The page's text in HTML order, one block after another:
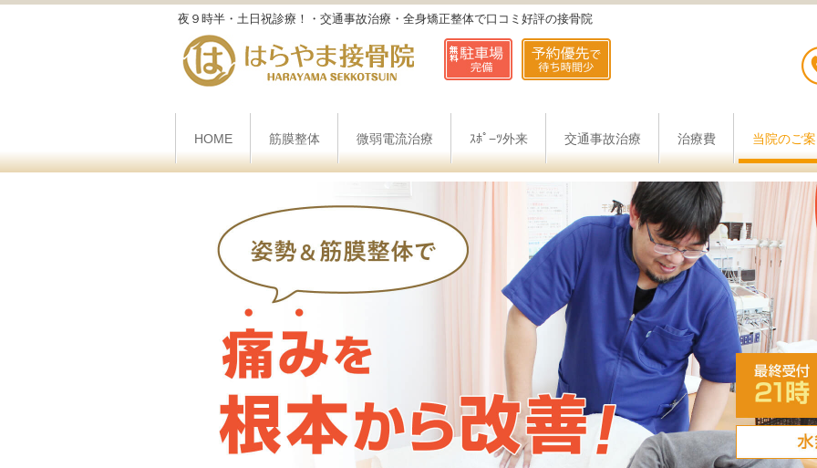
夜９時半・土日祝診療！・交通事故治療・全身矯正整体で口コミ好評の接骨院
HOME 筋膜整体 微弱電流治療 ｽﾎﾟ−ﾂ外来 交通事故治療 治療費 当院のご